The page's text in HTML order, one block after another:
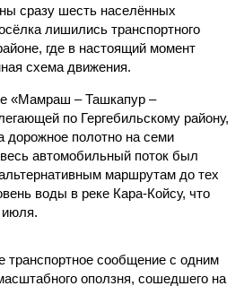
сразу шесть населённых
лишились транспортного
где в настоящий момент
схема движения.
«Мамраш – Ташкапур –
по Гергебильскому району,
дорожное полотно на семи
автомобильный поток был
маршрутам до тех
воды в реке Кара-Койсу, что
июля.
транспортное сообщение с одним
оползня, сошедшего на